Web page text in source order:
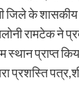
जिले के
रामटेक ने
प्राप्त
प्रशस्ति